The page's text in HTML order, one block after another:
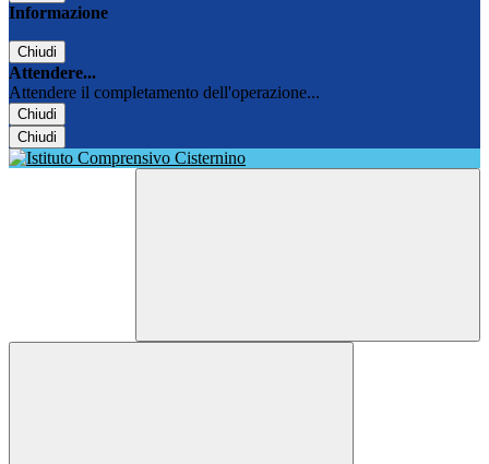
Informazione
Chiudi
Attendere...
Attendere il completamento dell'operazione...
Chiudi
Chiudi